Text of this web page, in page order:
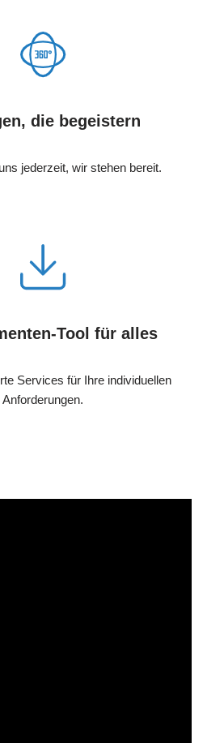
die begeistern
jederzeit, wir stehen bereit.
Tool für alles
Services für Ihre individuellen
Anforderungen.